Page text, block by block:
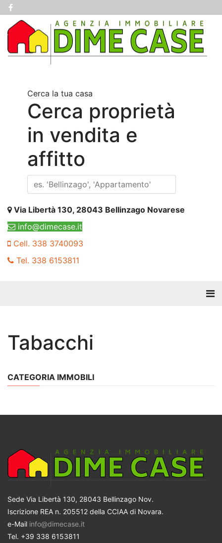
Cerca la tua casa
Cerca proprietà
in vendita e
affitto
Via Libertà 130, 28043 Bellinzago Novarese
info@dimecase.it
Cell. 338 3740093
Tel. 338 6153811
Tabacchi
CATEGORIA IMMOBILI
Sede Via Libertà 130, 28043 Bellinzago Nov.
Iscrizione REA n. 205512 della CCIAA di Novara.
e-Mail info@dimecase.it
Tel. +39 338 6153811